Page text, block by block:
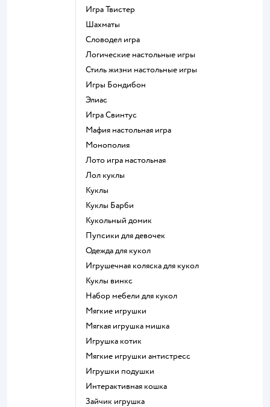
Игра Твистер
Шахматы
Словодел игра
Логические настольные игры
Стиль жизни настольные игры
Игры Бондибон
Элиас
Игра Свинтус
Мафия настольная игра
Монополия
Лото игра настольная
Лол куклы
Куклы
Куклы Барби
Кукольный домик
Пупсики для девочек
Одежда для кукол
Игрушечная коляска для кукол
Куклы винкс
Набор мебели для кукол
Мягкие игрушки
Мягкая игрушка мишка
Игрушка котик
Мягкие игрушки антистресс
Игрушки подушки
Интерактивная кошка
Зайчик игрушка